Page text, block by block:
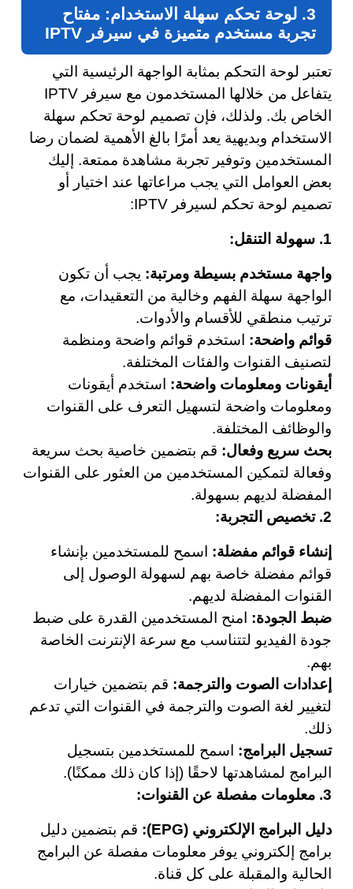
3. لوحة تحكم سهلة الاستخدام: مفتاح
تجربة مستخدم متميزة في سيرفر IPTV
تعتبر لوحة التحكم بمثابة الواجهة الرئيسية التي
يتفاعل من خلالها المستخدمون مع سيرفر IPTV
الخاص بك. ولذلك، فإن تصميم لوحة تحكم سهلة
الاستخدام وبديهية يعد أمرًا بالغ الأهمية لضمان رضا
المستخدمين وتوفير تجربة مشاهدة ممتعة. إليك
بعض العوامل التي يجب مراعاتها عند اختيار أو
تصميم لوحة تحكم لسيرفر IPTV:
1. سهولة التنقل:
واجهة مستخدم بسيطة ومرتبة: يجب أن تكون
الواجهة سهلة الفهم وخالية من التعقيدات، مع
ترتيب منطقي للأقسام والأدوات.
قوائم واضحة: استخدم قوائم واضحة ومنظمة
لتصنيف القنوات والفئات المختلفة.
أيقونات ومعلومات واضحة: استخدم أيقونات
ومعلومات واضحة لتسهيل التعرف على القنوات
والوظائف المختلفة.
بحث سريع وفعال: قم بتضمين خاصية بحث سريعة
وفعالة لتمكين المستخدمين من العثور على القنوات
المفضلة لديهم بسهولة.
2. تخصيص التجربة:
إنشاء قوائم مفضلة: اسمح للمستخدمين بإنشاء
قوائم مفضلة خاصة بهم لسهولة الوصول إلى
القنوات المفضلة لديهم.
ضبط الجودة: امنح المستخدمين القدرة على ضبط
جودة الفيديو لتتناسب مع سرعة الإنترنت الخاصة
بهم.
إعدادات الصوت والترجمة: قم بتضمين خيارات
لتغيير لغة الصوت والترجمة في القنوات التي تدعم
ذلك.
تسجيل البرامج: اسمح للمستخدمين بتسجيل
البرامج لمشاهدتها لاحقًا (إذا كان ذلك ممكنًا).
3. معلومات مفصلة عن القنوات:
دليل البرامج الإلكتروني (EPG):
قم بتضمين دليل
برامج إلكتروني يوفر معلومات مفصلة عن البرامج
الحالية والمقبلة على كل قناة.